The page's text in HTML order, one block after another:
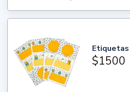
Etiquetas
$1500